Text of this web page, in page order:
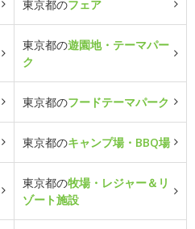
東京都のフェア
東京都の遊園地・テーマパー
ク
東京都のフードテーマパーク
東京都のキャンプ場・BBQ場
東京都の牧場・レジャー＆リ
ゾート施設